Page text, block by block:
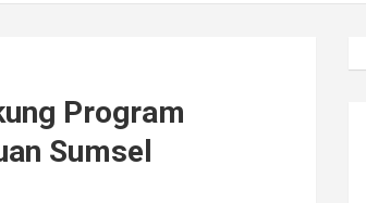
Program
Sumsel